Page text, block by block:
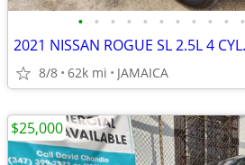
• • • • • • • • • • •
8/8 62k mi JAMAICA
$25,000